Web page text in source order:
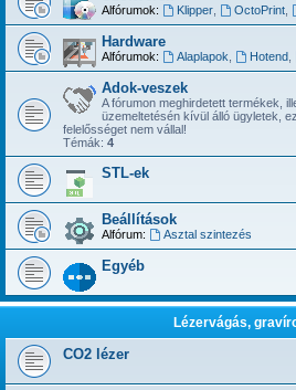
Alfórumok: Klipper, OctoPrint,
Hardware
Alfórumok: Alaplapok Hotend,
Adok-veszek
A fórumon meghirdetett termékek,
üzemeltetésén kívül álló ügyletek,
felelősséget nem vállal!
Témák: 4
STL-ek
Beállítások
Alfórum: Asztal szintezés
Egyéb
Lézervágás,
CO2 lézer